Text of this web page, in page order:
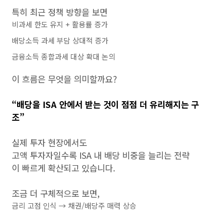
특히 최근 정책 방향을 보면
비과세 한도 유지 + 활용률 증가
배당소득 과세 부담 상대적 증가
금융소득 종합과세 대상 확대 논의
이 흐름은 무엇을 의미할까요?
“배당을 ISA 안에서 받는 것이 점점 더 유리해지는 구
조”
실제 투자 현장에서도
고액 투자자일수록 ISA 내 배당 비중을 늘리는 전략
이 빠르게 확산되고 있습니다.
조금 더 구체적으로 보면,
금리 고점 인식 → 채권/배당주 매력 상승